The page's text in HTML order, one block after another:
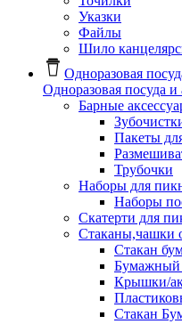
Указки
Файлы
Шило
Одноразовая
Одноразовая посуда и
Барные
Пакеты
Трубочки
Наборы для
Наборы
Скатерти для
Стаканы,чашки
Cтакан
Бумажный
Крышки/
Стакан